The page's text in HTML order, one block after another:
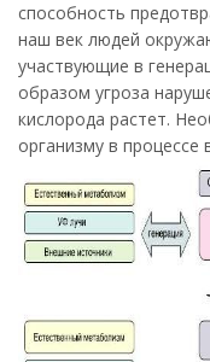
способность
наш век людей
участвующие в
образом угроза
кислорода растет.
организму в